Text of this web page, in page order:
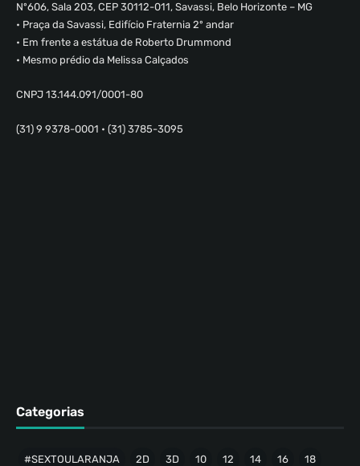
Nº606, Sala 203, CEP 30112-011, Savassi, Belo Horizonte – MG
• Praça da Savassi, Edifício Fraternia 2º andar
• Em frente a estátua de Roberto Drummond
• Mesmo prédio da Melissa Calçados
CNPJ 13.144.091/0001-80
(31) 9 9378-0001 • (31) 3785-3095
Categorias
#SEXTOULARANJA 2D 3D 10 12 14 16 18